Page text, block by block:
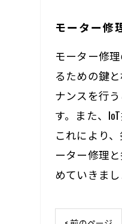
モーター修
モーター修
るための鍵
ナンスを行
す。また、
これにより
ーター修理
めていきまし